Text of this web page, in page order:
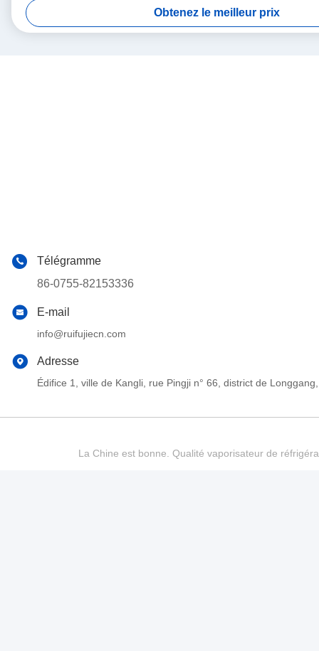
Obtenez le meilleur prix
Télégramme
86-0755-82153336
E-mail
info@ruifujiecn.com
Adresse
Édifice 1, ville de Kangli, rue Pingji n° 66, district de
La Chine est bonne. Qualité vaporisateur de